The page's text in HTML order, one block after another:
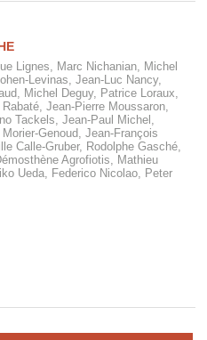
Lignes, Marc Nichanian, Michel
Levinas, Jean-Luc Nancy,
Michel Deguy, Patrice Loraux,
Jean-Pierre Moussaron,
Tackels, Jean-Paul Michel,
Genoud, Jean-François
Calle-Gruber, Rodolphe Gasché,
Agrofiotis, Mathieu
Ueda, Federico Nicolao, Peter